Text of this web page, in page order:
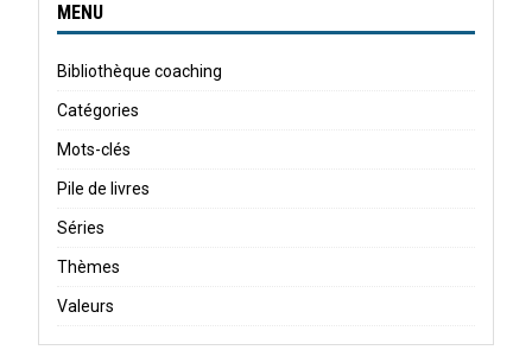
MENU
Bibliothèque coaching
Catégories
Mots-clés
Pile de livres
Séries
Thèmes
Valeurs